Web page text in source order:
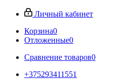
Личный кабинет
Корзина0
Отложенные0
Сравнение товаров0
+375293411551